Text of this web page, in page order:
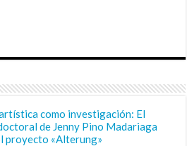
como investigación: El
de Jenny Pino Madariaga
proyecto «Alterung»